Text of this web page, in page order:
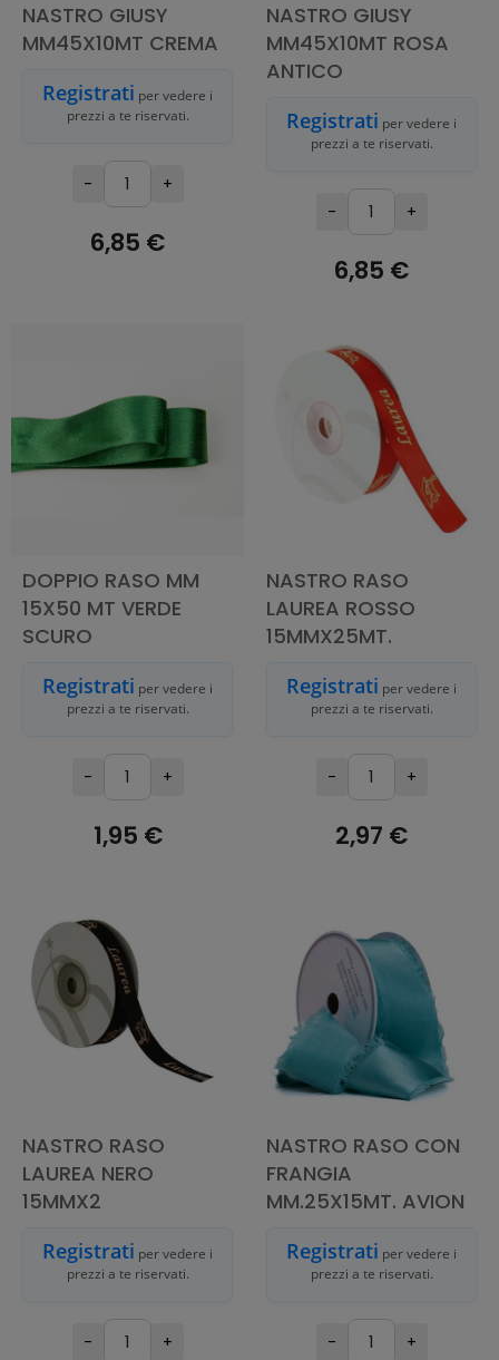
NASTRO GIUSY
MM45X10MT CREMA
Registrati per vedere i
prezzi a te riservati.
- +
6,85 €
NASTRO GIUSY
MM45X10MT ROSA
ANTICO
Registrati per vedere i
prezzi a te riservati.
- +
6,85 €
CARRELLO
DOPPIO RASO MM
15X50 MT VERDE
SCURO
Registrati per vedere i
prezzi a te riservati.
- +
1,95 €
NASTRO RASO
LAUREA ROSSO
15MMX25MT.
Registrati per vedere i
prezzi a te riservati.
- +
2,97 €
NASTRO RASO
LAUREA NERO
15MMX2
Registrati per vedere i
prezzi a te riservati.
- +
NASTRO RASO CON
FRANGIA
MM.25X15MT. AVION
Registrati per vedere i
prezzi a te riservati.
- +